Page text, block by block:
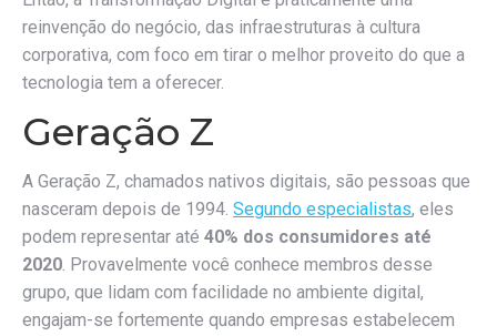
reinvenção do negócio, das infraestruturas à cultura
corporativa, com foco em tirar o melhor proveito do que a
tecnologia tem a oferecer.
Geração Z
A Geração Z, chamados nativos digitais, são pessoas que
nasceram depois de 1994. Segundo especialistas, eles
podem representar até 40% dos consumidores até
2020. Provavelmente você conhece membros desse
grupo, que lidam com facilidade no ambiente digital,
engajam-se fortemente quando empresas estabelecem